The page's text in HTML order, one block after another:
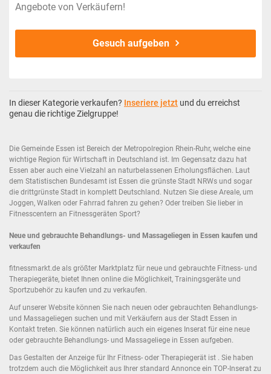
Angebote von Verkäufern!
Gesuch aufgeben
In dieser Kategorie verkaufen? Inseriere jetzt und du erreichst
genau die richtige Zielgruppe!
Die Gemeinde Essen ist Bereich der Metropolregion Rhein-Ruhr, welche eine
wichtige Region für Wirtschaft in Deutschland ist. Im Gegensatz dazu hat
Essen aber auch eine Vielzahl an naturbelassenen Erholungsflächen. Laut
dem Statistischen Bundesamt ist Essen die grünste Stadt NRWs und sogar
die drittgrünste Stadt in komplett Deutschland. Nutzen Sie diese Areale, um
Joggen, Walken oder Fahrrad fahren zu gehen? Oder treiben Sie lieber in
Fitnesscentern an Fitnessgeräten Sport?
Neue und gebrauchte Behandlungs- und Massageliegen in Essen kaufen und
verkaufen
fitnessmarkt.de als größter Marktplatz für neue und gebrauchte Fitness- und
Therapiegeräte, bietet Ihnen online die Möglichkeit, Trainingsgeräte und
Sportzubehör zu kaufen und zu verkaufen.
Auf unserer Website können Sie nach neuen oder gebrauchten Behandlungs-
und Massageliegen suchen und mit Verkäufern aus der Stadt Essen in
Kontakt treten. Sie können natürlich auch ein eigenes Inserat für eine neue
oder gebrauchte Behandlungs- und Massageliege in Essen aufgeben.
Das Gestalten der Anzeige für Ihr Fitness- oder Therapiegerät ist . Sie haben
trotzdem auch die Möglichkeit aus Ihrer standard Annonce ein TOP-Inserat zu